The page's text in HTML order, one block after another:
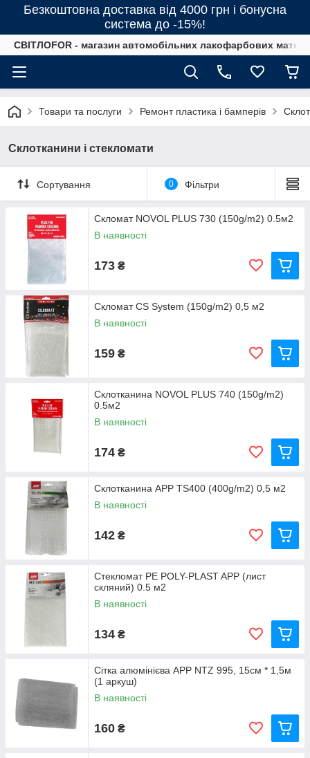
Безкоштовна доставка від 4000 грн і бонусна
система до -15%!
СВІТЛОFOR - магазин автомобільних лакофарбових
Товари та послуги Ремонт пластика і бамперів
Склотканини і стекломати
Сортування 0 Фільтри
Скломат NOVOL PLUS 730 (150g/m2) 0.5м2
В наявності
173 ₴
Скломат CS System (150g/m2) 0,5 м2
В наявності
159 ₴
Склотканина NOVOL PLUS 740 (150g/m2)
0.5м2
В наявності
174 ₴
Склотканина APP TS400 (400g/m2) 0,5 м2
В наявності
142 ₴
Стекломат PE POLY-PLAST APP (лист
скляний) 0.5 м2
В наявності
134 ₴
Сітка алюмінієва APP NTZ 995, 15см * 1,5м
(1 аркуш)
В наявності
160 ₴